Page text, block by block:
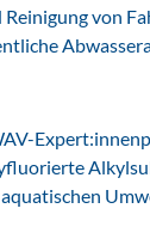
Reinigung von